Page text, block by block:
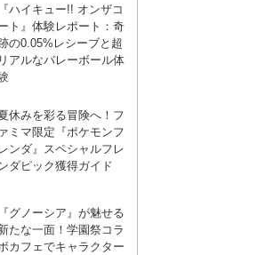
『ハイキュー!! オンザコ
ト』体験レポート：奇
の0.05%レシーブと超
リアルなバレーボール体
休みを彩る冒険へ！フ
ァミマ限定『ポケモンフ
レンダ』スペシャルフレ
ダピック獲得ガイド
『グノーシア』が魅せる
たな一面！学園祭コラ
カフェでキャラクター